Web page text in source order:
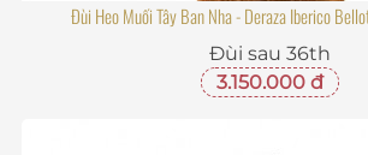
Đùi Heo Muối Tây Ban Nha - Deraza Iberico
Đùi sau 36th
3.150.000 đ